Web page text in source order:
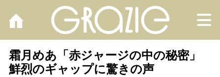
霜月めあ「赤ジャージの中の秘密」
鮮烈のギャップに驚きの声